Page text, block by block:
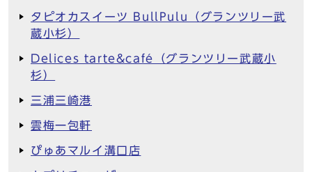
タピオカスイーツ BullPulu（グランツリー武
蔵小杉）
Delices tarte&café（グランツリー武蔵小
杉）
三浦三崎港
雲梅一包軒
ぴゅあマルイ溝口店